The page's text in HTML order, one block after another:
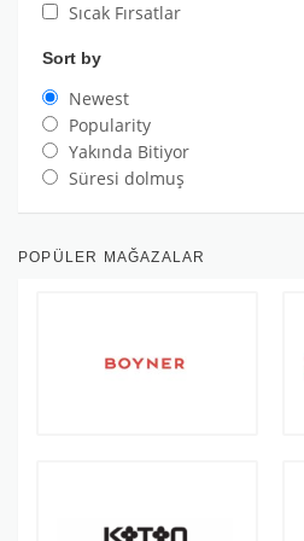
Sıcak Fırsatlar
Sort by
Newest
Popularity
Yakında Bitiyor
Süresi dolmuş
POPÜLER MAĞAZALAR